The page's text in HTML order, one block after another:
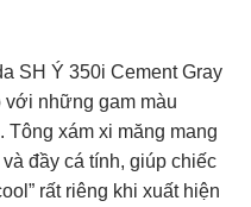
SH Ý 350i Cement Gray
với những gam màu
Tông xám xi măng mang
đầy cá tính, giúp chiếc
rất riêng khi xuất hiện